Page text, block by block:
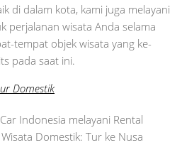
di dalam kota, kami juga melayani
perjalanan wisata Anda selama
tempat objek wisata yang ke-
pada saat ini.
Domestik
Indonesia melayani Rental
Domestik: Tur ke Nusa